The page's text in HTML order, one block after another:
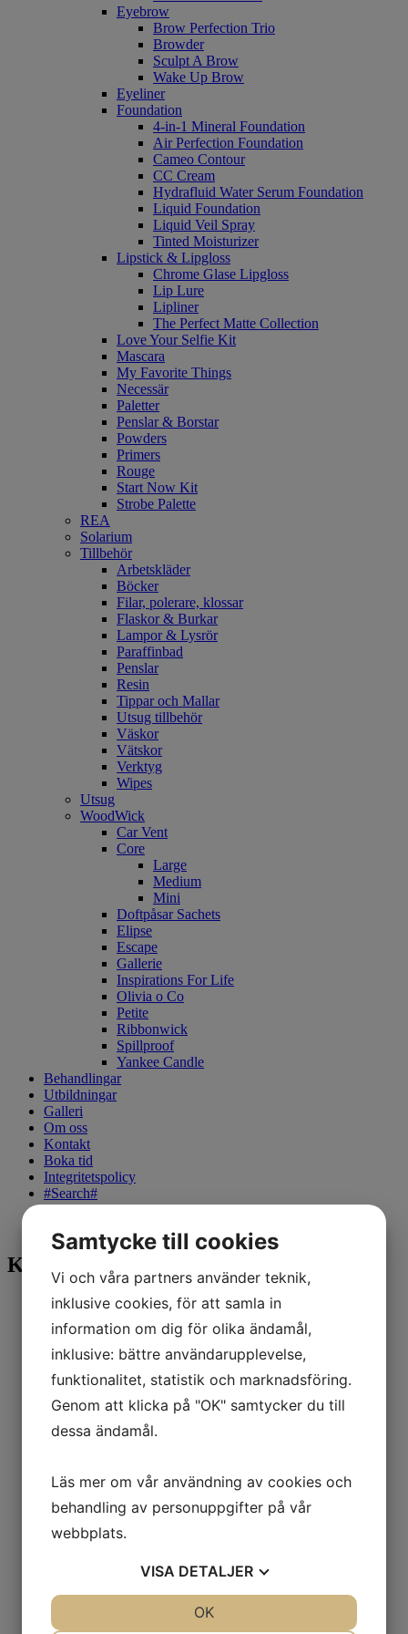
Eyebrow
Brow Perfection Trio
Browder
Sculpt A Brow
Wake Up Brow
Eyeliner
Foundation
4-in-1 Mineral Foundation
Air Perfection Foundation
Cameo Contour
CC Cream
Hydrafluid Water Serum Foundation
Liquid Foundation
Liquid Veil Spray
Tinted Moisturizer
Lipstick & Lipgloss
Chrome Glase Lipgloss
Lip Lure
Lipliner
The Perfect Matte Collection
Love Your Selfie Kit
Mascara
My Favorite Things
Necessär
Paletter
Penslar & Borstar
Powders
Primers
Rouge
Start Now Kit
Strobe Palette
REA
Solarium
Tillbehör
Arbetskläder
Böcker
Filar, polerare, klossar
Flaskor & Burkar
Lampor & Lysrör
Paraffinbad
Penslar
Resin
Tippar och Mallar
Utsug tillbehör
Väskor
Vätskor
Verktyg
Wipes
Utsug
WoodWick
Car Vent
Core
Large
Medium
Mini
Doftpåsar Sachets
Elipse
Escape
Gallerie
Inspirations For Life
Olivia o Co
Petite
Ribbonwick
Spillproof
Yankee Candle
Behandlingar
Utbildningar
Galleri
Om oss
Kontakt
Boka tid
Integritetspolicy
#Search#
#MyPages#
Kategorier
Alla produkter
NYHETER
REA
Nail:Code
Bygg geleer
Poly:UvGel
Easy Builder Gel
Natural Base
Toni Gel:Color
LaCode Gel:Color
3D Gele
Aquarell
Spider Gel
Cat Eye Effect
5D Cat Eye Effect
Samtycke till cookies
Vi och våra partners använder teknik,
inklusive cookies, för att samla in
information om dig för olika ändamål,
inklusive: bättre användarupplevelse,
funktionalitet, statistik och marknadsföring.
Genom att klicka på "OK" samtycker du till
dessa ändamål.
Läs mer om vår användning av cookies och
behandling av personuppgifter på vår
webbplats.
VISA DETALJER
OK